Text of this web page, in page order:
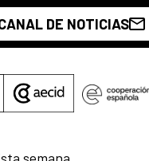
DE NOTICIAS